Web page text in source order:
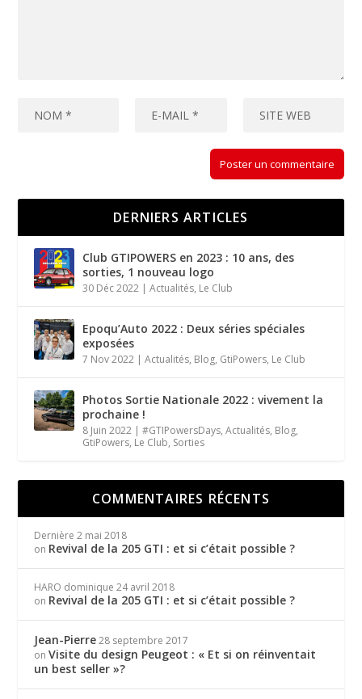
DERNIERS ARTICLES
Club GTIPOWERS en 2023 : 10 ans, des
sorties, 1 nouveau logo
30 Déc 2022 |Actualités, Le Club
Epoqu’Auto 2022 : Deux séries spéciales
exposées
7 Nov 2022 |Actualités, Blog, GtiPowers, Le Club
Photos Sortie Nationale 2022 : vivement la
prochaine !
8 Juin 2022 |#GTIPowersDays,Actualités, Blog,
GtiPowers, Le Club, Sorties
COMMENTAIRES RÉCENTS
Dernière 2 mai 2018
on Revival de la 205 GTI : et si c’était possible ?
HARO dominique 24 avril 2018
on Revival de la 205 GTI : et si c’était possible ?
Jean-Pierre 28 septembre 2017
onVisite du design Peugeot : « Et si on réinventait
un best seller »?